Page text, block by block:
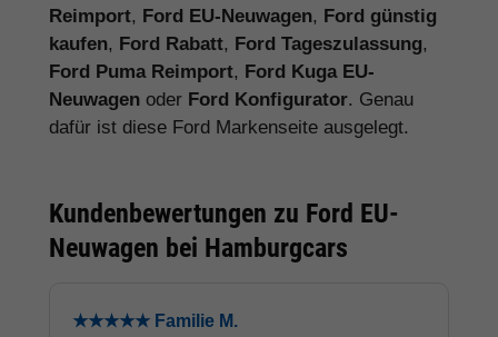
Reimport, Ford EU-Neuwagen, Ford günstig
kaufen, Ford Rabatt, Ford Tageszulassung,
Ford Puma Reimport, Ford Kuga EU-
Neuwagen oder Ford Konfigurator. Genau
dafür ist diese Ford Markenseite ausgelegt.
Kundenbewertungen zu Ford EU-
Neuwagen bei Hamburgcars
★★★★★ Familie M.